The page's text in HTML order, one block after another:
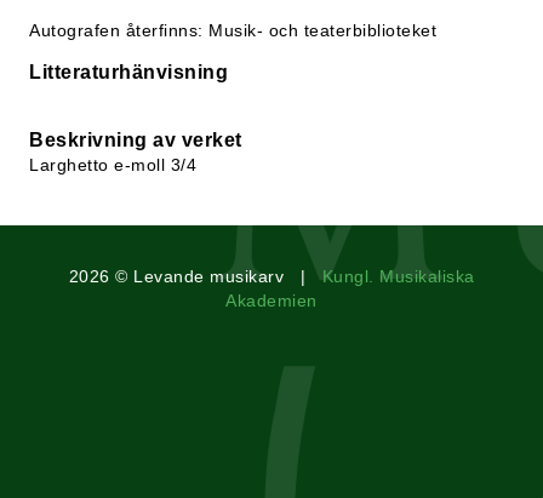
Autografen återfinns: Musik- och teaterbiblioteket
Litteraturhänvisning
Beskrivning av verket
Larghetto e-moll 3/4
2026 © Levande musikarv |Kungl. Musikaliska
Akademien